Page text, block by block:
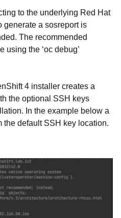
to the underlying Red Hat
generate a sosreport is
The recommended
using the ‘oc debug’
4 installer creates a
the optional SSH keys
In the example below a
the default SSH key location.